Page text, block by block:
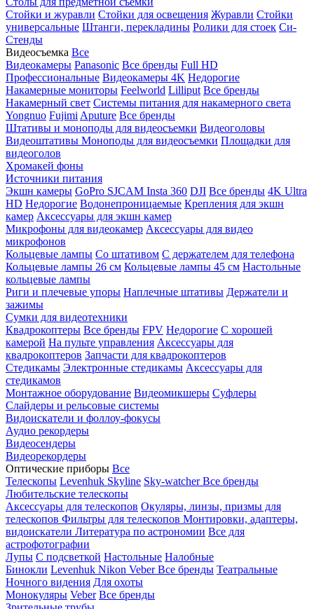
Стойки и журавли Стойки для освещения Журавли Стойки
универсальные Штанги, перекладины Ролики для стоек Си-
Стенды
Видеосъемка Все
Видеокамеры Panasonic Все бренды Full HD
Профессиональные Видеокамеры 4K Недорогие
Накамерные мониторы Feelworld Lilliput Все бренды
Накамерный свет Системы питания для накамерного света
Yongnuo Fujimi Aputure Все бренды
Штативы и моноподы для видеосъемки Видеоголовы
Видеоштативы Моноподы для видеосъемки Площадки для
видеоголов
Хромакей фоны
Источники питания
Экшн камеры GoPro SJCAM Insta 360 DJI Все бренды 4K Ultra
HD Недорогие Водонепроницаемые Крепления для экшн
камер Аксессуары для экшн камер
Микрофоны для видеокамер Аксессуары для видео
микрофонов
Кольцевые лампы Со штативом C держателем для телефона
Кольцевые лампы 26 см Кольцевые лампы 45 см Настольные
кольцевые лампы
Риги и плечевые упоры Наплечные штативы Держатели и
зажимы
Сумки для видеотехники
Квадрокоптеры Все бренды FPV Недорогие С хорошей
камерой На пульте управления Аксессуары для
квадрокоптеров Запчасти для квадрокоптеров
Стедикамы Электронные стедикамы Аксессуары для
стедикамов
Монтажное оборудование Видеомикшеры Суфлеры
Слайдеры и рельсовые системы
Видоискатели и фоллоу-фокусы
Аудио рекордеры
Видеосендеры
Видеорекордеры
Оптические приборы Все
Телескопы Levenhuk Skyline Sky-watcherВсе бренды
Любительские телескопы
Аксессуары для телескопов Окуляры, линзы, призмы для
телескопов Фильтры для телескопов Монтировки, адаптеры,
видоискатели Литература по астрономии Все для
астрофотографии
Лупы С подсветкой Настольные Налобные
Бинокли Levenhuk Nikon VeberВсе бренды Театральные
Ночного видения Для охоты
Монокуляры Veber Все бренды